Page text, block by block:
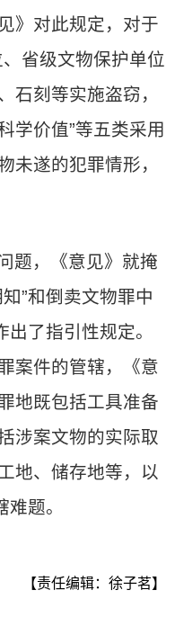
》对此规定，对于
省级文物保护单位
石刻等实施盗窃，
学价值”等五类采用
未遂的犯罪情形，
，《意见》就掩
”和倒卖文物罪中
出了指引性规定。
案件的管辖，《意
地既包括工具准备
涉案文物的实际取
地、储存地等，以
题。
【责任编辑：徐子茗】